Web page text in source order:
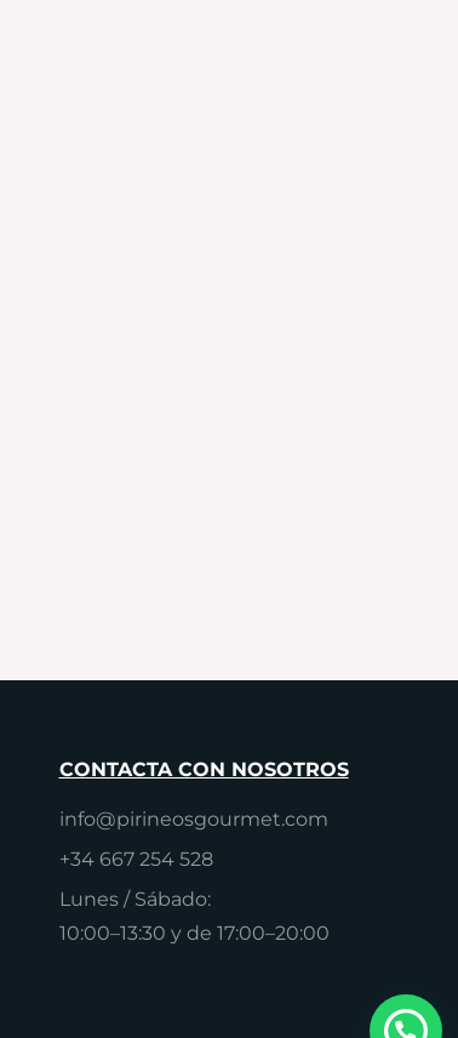
CONTACTA CON NOSOTROS
info@pirineosgourmet.com
+34 667 254 528
Lunes / Sábado:
10:00–13:30 y de 17:00–20:00